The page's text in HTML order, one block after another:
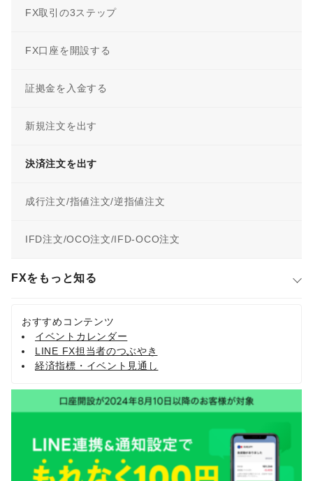
FX取引の3ステップ
FX口座を開設する
証拠金を入金する
新規注文を出す
決済注文を出す
成行注文/指値注文/逆指値注文
IFD注文/OCO注文/IFD-OCO注文
FXをもっと知る
おすすめコンテンツ
イベントカレンダー
LINE FX担当者のつぶやき
経済指標・イベント見通し